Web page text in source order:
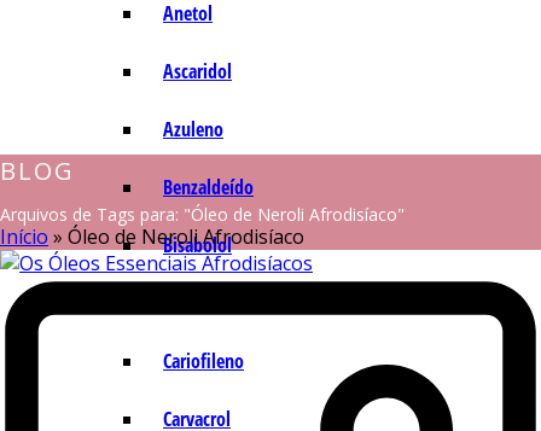
Anetol
Ascaridol
Azuleno
Benzaldeído
Bisabolol
Cariofileno
Carvacrol
BLOG
Arquivos de Tags para: "Óleo de Neroli Afrodisíaco"
Início » Óleo de Neroli Afrodisíaco